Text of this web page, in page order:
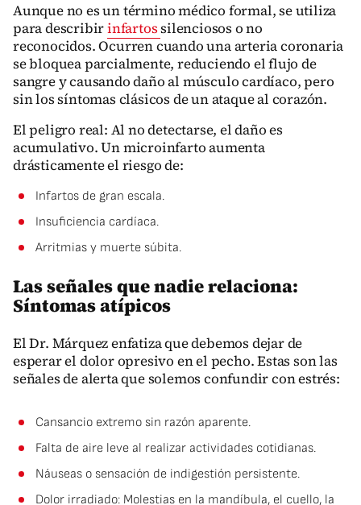
Aunque no es un término médico formal, se utiliza
para describirinfartossilenciosos o no
reconocidos. Ocurren cuando una arteria coronaria
se bloquea parcialmente, reduciendo el flujo de
sangre y causando daño al músculo cardíaco, pero
sin los síntomas clásicos de un ataque al corazón.
El peligro real: Al no detectarse, el daño es
acumulativo. Un microinfarto aumenta
drásticamente el riesgo de:
Infartos de gran escala.
Insuficiencia cardíaca.
Arritmias y muerte súbita.
Las señales que nadie relaciona:
Síntomas atípicos
El Dr. Márquez enfatiza que debemos dejar de
esperar el dolor opresivo en el pecho. Estas son las
señales de alerta que solemos confundir con estrés:
Cansancio extremo sin razón aparente.
Falta de aire leve al realizar actividades cotidianas.
Náuseas o sensación de indigestión persistente.
Dolor irradiado: Molestias en la mandíbula, el cuello, la